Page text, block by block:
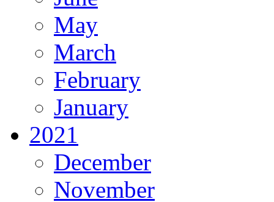
May
March
February
January
2021
December
November